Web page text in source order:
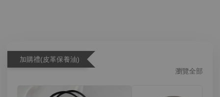
加購禮(皮革保養油)
瀏覽全部